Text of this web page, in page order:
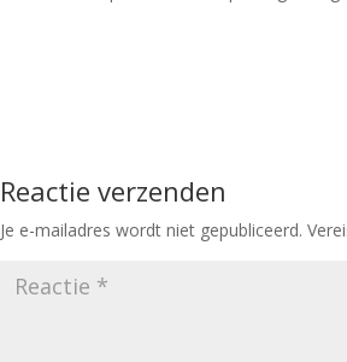
Reactie verzenden
Je e-mailadres wordt niet gepubliceerd.